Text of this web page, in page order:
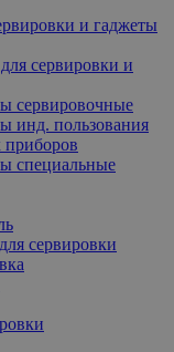
и гаджеты
сервировки и
сервировочные
инд. пользования
специальные
сервировки